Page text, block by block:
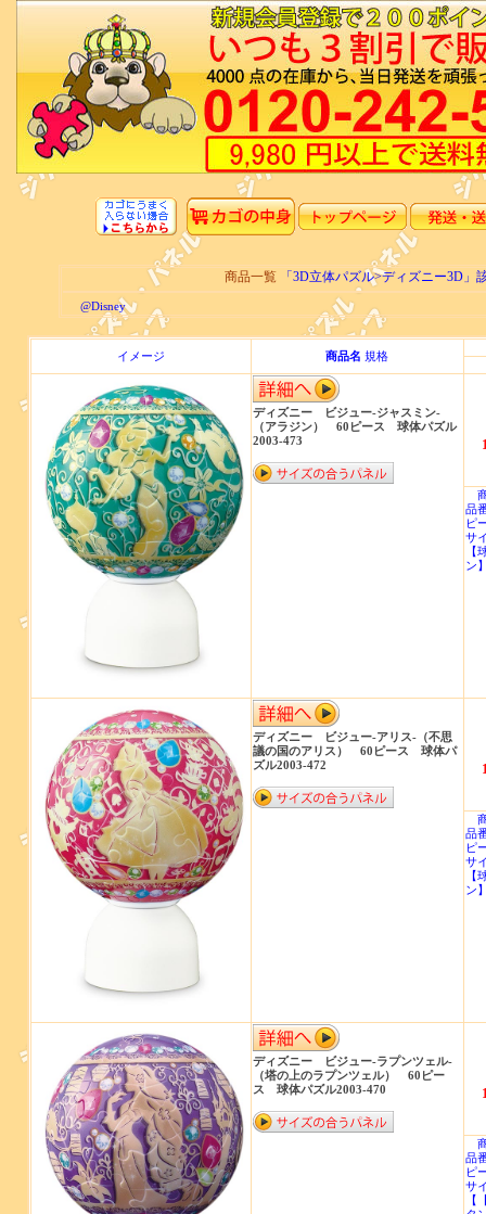
商品一覧 「3D立体パズル>ディズニー3D
@Disney
イメージ 商品名 規格
ディズニー ビジュー‐ジャスミン‐
（アラジン） 60ピース 球体パズル
2003-473
品
ピ
サ
【
ン
ディズニー ビジュー‐アリス‐（不思
議の国のアリス） 60ピース 球体パ
ズル2003-472
品
ピ
サ
【
ン
ディズニー ビジュー‐ラプンツェル‐
（塔の上のラプンツェル） 60ピー
ス 球体パズル2003-470
品
ピ
サ
【